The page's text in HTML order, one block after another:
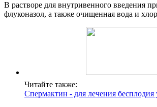
В растворе для внутривенного введения
флуконазол, а также очищенная вода и
Читайте также:
Спермактин - для лечения